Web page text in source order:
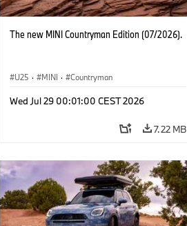
The new MINI Countryman Edition (07/2026).
U25 · MINI · Countryman
Wed Jul 29 00:01:00 CEST 2026
7.22 MB